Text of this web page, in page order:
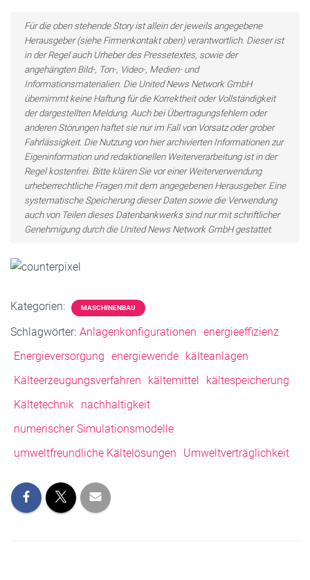
Für die oben stehende Story ist allein der jeweils angegebene
Herausgeber (siehe Firmenkontakt oben) verantwortlich. Dieser ist
in der Regel auch Urheber des Pressetextes, sowie der
angehängten Bild-, Ton-, Video-, Medien- und
Informationsmaterialien. Die United News Network GmbH
übernimmt keine Haftung für die Korrektheit oder Vollständigkeit
der dargestellten Meldung. Auch bei Übertragungsfehlern oder
anderen Störungen haftet sie nur im Fall von Vorsatz oder grober
Fahrlässigkeit. Die Nutzung von hier archivierten Informationen zur
Eigeninformation und redaktionellen Weiterverarbeitung ist in der
Regel kostenfrei. Bitte klären Sie vor einer Weiterverwendung
urheberrechtliche Fragen mit dem angegebenen Herausgeber. Eine
systematische Speicherung dieser Daten sowie die Verwendung
auch von Teilen dieses Datenbankwerks sind nur mit schriftlicher
Genehmigung durch die United News Network GmbH gestattet.
Kategorien: MASCHINENBAU
Schlagwörter: Anlagenkonfigurationen energieeffizienz
Energieversorgung energiewende
kälteanlagen
Kälteerzeugungsverfahren
kältemittel
kältespeicherung
Kältetechnik nachhaltigkeit
numerischer Simulationsmodelle
umweltfreundliche Kältelösungen
Umweltverträglichkeit